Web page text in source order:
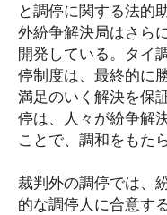
と調停に関する法的
外紛争解決局はさら
開発している。タイ
停制度は、最終的に
満足のいく解決を保
停は、人々が紛争解
ことで、調和をもた
裁判外の調停では、
的な調停人に合意す